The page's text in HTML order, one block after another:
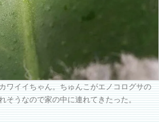
ワイイちゃん。ちゅんこがエノコログサの
そうなので家の中に連れてきたった。